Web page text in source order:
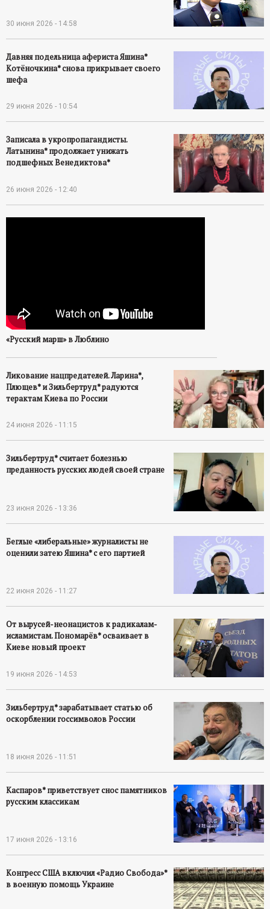
30 июня 2026 - 14:58
Давняя подельница афериста Яшина*
Котёночкина* снова прикрывает своего
шефа
29 июня 2026 - 10:54
Записала в укропропагандисты.
Латынина* продолжает унижать
подшефных Венедиктова*
26 июня 2026 - 12:40
«Русский марш» в Люблино
Ликование нацпредателей. Ларина*,
Плющев* и Зильбертруд* радуются
терактам Киева по России
24 июня 2026 - 11:15
Зильбертруд* считает болезнью
преданность русских людей своей стране
23 июня 2026 - 13:36
Беглые «либеральные» журналисты не
оценили затею Яшина* с его партией
22 июня 2026 - 11:27
От вырусей-неонацистов к радикалам-
исламистам. Пономарёв* осваивает в
Киеве новый проект
19 июня 2026 - 14:53
Зильбертруд* зарабатывает статью об
оскорблении госсимволов России
18 июня 2026 - 11:51
Каспаров* приветствует снос памятников
русским классикам
17 июня 2026 - 13:16
Конгресс США включил «Радио Свобода»*
в военную помощь Украине